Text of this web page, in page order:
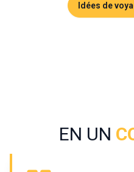
Idées de
EN UN